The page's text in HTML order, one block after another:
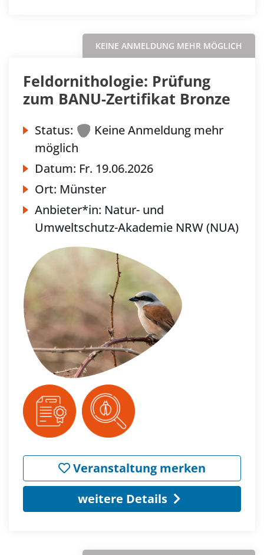
KEINE ANMELDUNG MEHR MÖGLICH
Feldornithologie: Prüfung
zum BANU-Zertifikat Bronze
Status:
Keine Anmeldung mehr
möglich
Datum: Fr. 19.06.2026
Ort: Münster
Anbieter*in: Natur- und
Umweltschutz-Akademie NRW (NUA)
Veranstaltung merken
weitere Details